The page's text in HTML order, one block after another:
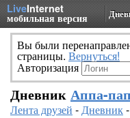
LiveInternet
мобильная версия
Вы были
страницы. Вернуться!
Авторизация
Дневник Аппа-
Лента друзей -Дневник-